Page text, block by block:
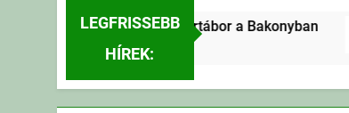
LEGFRISSEBB
HÍREK:
Erdei Vándortábor a Bakonyban
3 Nap Ezelőtt